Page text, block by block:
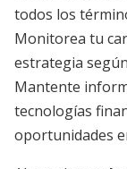
todos los
Monitorea tu
estrategia
Mantente
tecnologías
oportunidades